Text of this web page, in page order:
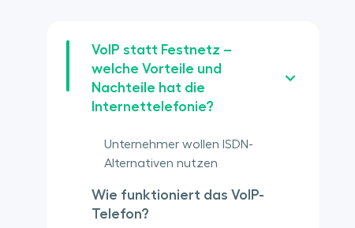
VoIP statt Festnetz –
welche Vorteile und
Nachteile hat die
Internettelefonie?
Unternehmer wollen ISDN-
Alternativen nutzen
Wie funktioniert das VoIP-
Telefon?